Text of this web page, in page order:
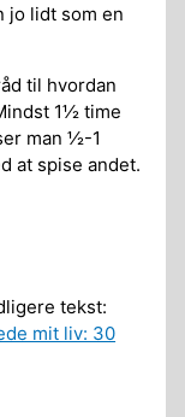
jo lidt som en
til hvordan
1½ time
man ½-1
at spise andet.
tekst:
mit liv: 30